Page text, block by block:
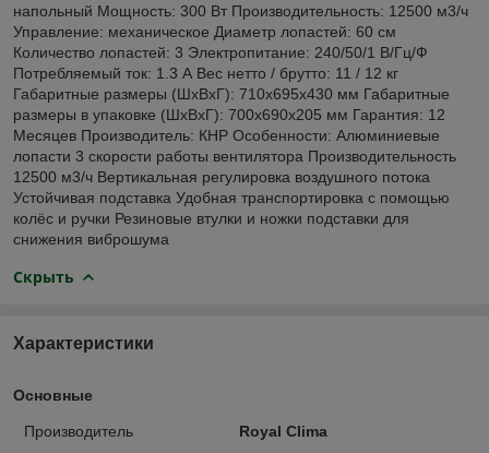
напольный Мощность: 300 Вт Производительность: 12500 м3/ч
Управление: механическое Диаметр лопастей: 60 см
Количество лопастей: 3 Электропитание: 240/50/1 В/Гц/Ф
Потребляемый ток: 1.3 А Вес нетто / брутто: 11 / 12 кг
Габаритные размеры (ШxВxГ): 710x695x430 мм Габаритные
размеры в упаковке (ШxВxГ): 700x690x205 мм Гарантия: 12
Месяцев Производитель: КНР Особенности: Алюминиевые
лопасти 3 скорости работы вентилятора Производительность
12500 м3/ч Вертикальная регулировка воздушного потока
Устойчивая подставка Удобная транспортировка с помощью
колёс и ручки Резиновые втулки и ножки подставки для
снижения виброшума
Скрыть
Характеристики
Основные
Производитель
Royal Clima